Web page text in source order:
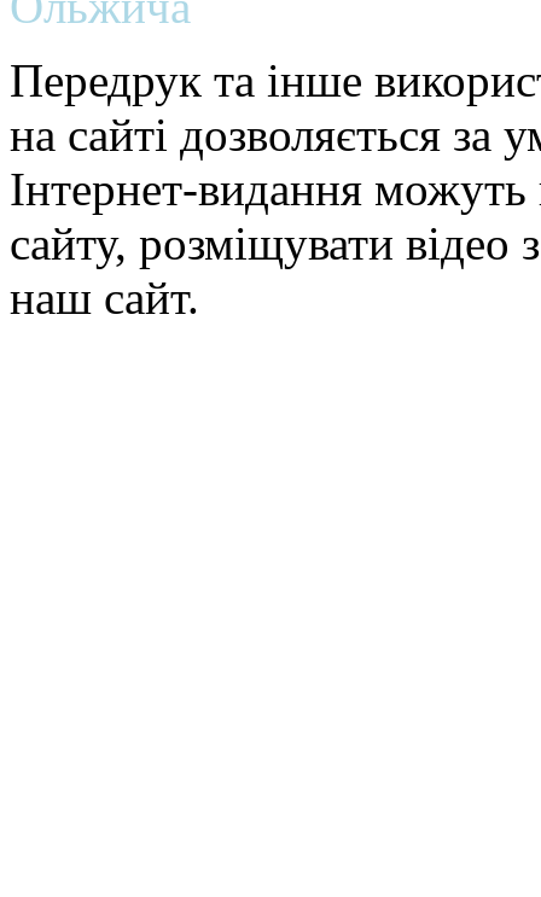
Передрук та інше
на сайті дозволяється
Інтернет-видання можуть
сайту, розміщувати відео
наш сайт.